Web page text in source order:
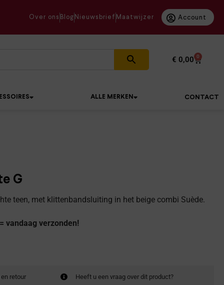
Over ons Blog Nieuwsbrief Maatwijzer Account
€ 0,00 0
ALLE MERKEN CONTACT
G
teen, met klittenbandsluiting in het beige combi Suède.
vandaag verzonden!
retour Heeft u een vraag over dit product?